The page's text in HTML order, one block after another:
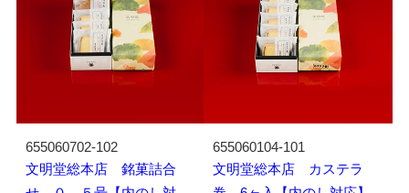
655060702-102
文明堂総本店 銘菓詰合
655060104-101
文明堂総本店 カステラ